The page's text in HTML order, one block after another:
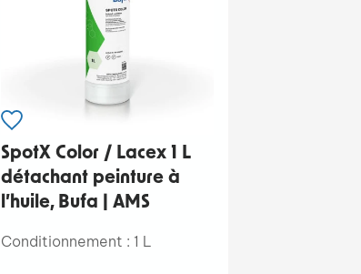
SpotX Color / Lacex 1 L
détachant peinture à
l’huile, Bufa | AMS
Conditionnement : 1 L